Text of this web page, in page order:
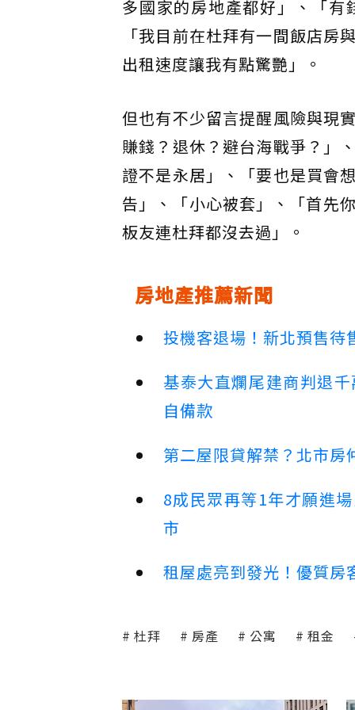
多國家的房地產都好」、「
「我目前在杜拜有一間飯店房
出租速度讓我有點驚艷」。
但也有不少留言提醒風險與現
賺錢？退休？避台海戰爭？」
證不是永居」、「要也是買會
告」、「小心被套」、「首先
板友連杜拜都沒去過」。
房地產推薦新聞
投機客退場！新北預售待
基泰大直爛尾建商判退
自備款
第二屋限貸解禁？北市房
8成民眾再等1年才願進
市
租屋處亮到發光！優質房
杜拜 房產 公寓 租金